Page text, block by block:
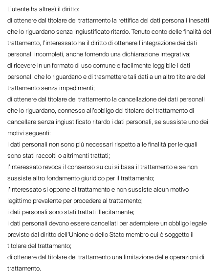
L’utente ha altresì il diritto:
di ottenere dal titolare del trattamento la rettifica dei dati personali inesatti
che lo riguardano senza ingiustificato ritardo. Tenuto conto delle finalità del
trattamento, l’interessato ha il diritto di ottenere l’integrazione dei dati
personali incompleti, anche fornendo una dichiarazione integrativa;
di ricevere in un formato di uso comune e facilmente leggibile i dati
personali che lo riguardano e di trasmettere tali dati a un altro titolare del
trattamento senza impedimenti;
di ottenere dal titolare del trattamento la cancellazione dei dati personali
che lo riguardano, connesso all’obbligo del titolare del trattamento di
cancellare senza ingiustificato ritardo i dati personali, se sussiste uno dei
motivi seguenti:
i dati personali non sono più necessari rispetto alle finalità per le quali
sono stati raccolti o altrimenti trattati;
l’interessato revoca il consenso su cui si basa il trattamento e se non
sussiste altro fondamento giuridico per il trattamento;
l’interessato si oppone al trattamento e non sussiste alcun motivo
legittimo prevalente per procedere al trattamento;
i dati personali sono stati trattati illecitamente;
i dati personali devono essere cancellati per adempiere un obbligo legale
previsto dal diritto dell’Unione o dello Stato membro cui è soggetto il
titolare del trattamento;
di ottenere dal titolare del trattamento una limitazione delle operazioni di
trattamento.